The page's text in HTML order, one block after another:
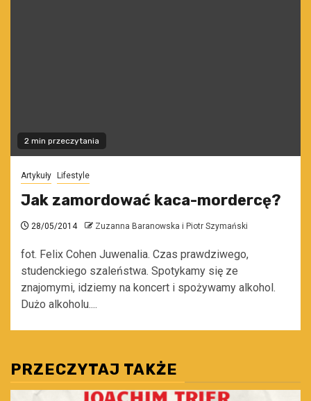
2 min przeczytania
Artykuły Lifestyle
Jak zamordować kaca-mordercę?
28/05/2014 Zuzanna Baranowska i Piotr Szymański
fot. Felix Cohen Juwenalia. Czas prawdziwego,
studenckiego szaleństwa. Spotykamy się ze
znajomymi, idziemy na koncert i spożywamy alkohol.
Dużo alkoholu....
PRZECZYTAJ TAKŻE